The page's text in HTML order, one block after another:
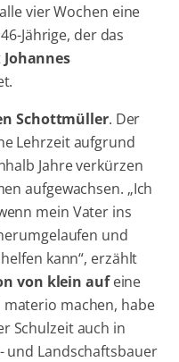
vier Wochen eine
Jährige, der das
Johannes
Schottmüller. Der
Lehrzeit aufgrund
Jahre verkürzen
aufgewachsen. „Ich
mein Vater ins
und
kann“, erzählt
von klein aufeine
machen, habe
Schulzeit auch in
und Landschaftsbauer